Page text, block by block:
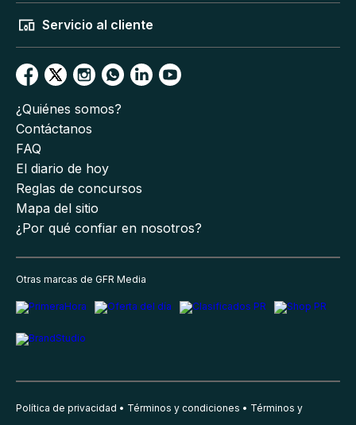
Servicio al cliente
¿Quiénes somos?
Contáctanos
FAQ
El diario de hoy
Reglas de concursos
Mapa del sitio
¿Por qué confiar en nosotros?
Otras marcas de GFR Media
Política de privacidad Términos y condiciones
Términos y